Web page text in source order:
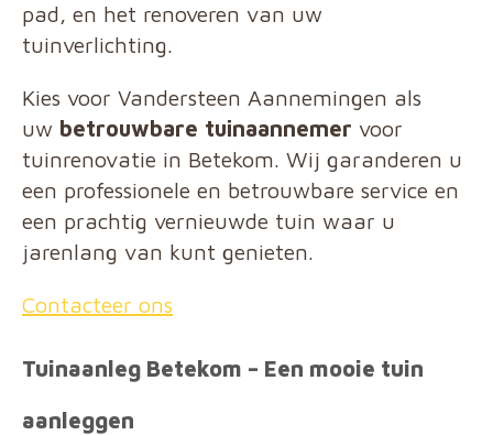
pad, en het renoveren van uw
tuinverlichting.
Kies voor Vandersteen Aannemingen als
uw betrouwbare tuinaannemer voor
tuinrenovatie in Betekom. Wij garanderen u
een professionele en betrouwbare service en
een prachtig vernieuwde tuin waar u
jarenlang van kunt genieten.
Contacteer ons
Tuinaanleg Betekom – Een mooie tuin
aanleggen